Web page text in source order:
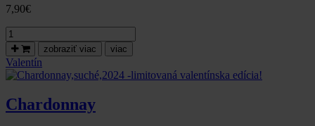
7,90€
množstvo
Cabernet
Sauvignon,
neskorý
zber,
suché,
2022-
zobraziť viac viac
Valentín
Chardonnay